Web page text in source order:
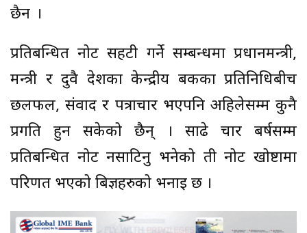
छैन ।
प्रतिबन्धित नोट सहटी गर्ने सम्बन्धमा प्रधानमन्त्री,
मन्त्री र दुवै देशका केन्द्रीय बैंकका प्रतिनिधिबीच
छलफल, संवाद र पत्राचार भएपनि अहिलेसम्म कुनै
प्रगति हुन सकेको छैन् । साढे चार बर्षसम्म
प्रतिबन्धित नोट नसाटिनु भनेको ती नोट खोष्टामा
परिणत भएको बिज्ञहरुको भनाइ छ ।